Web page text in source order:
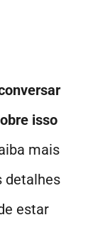
isso
mais
detalhes
estar